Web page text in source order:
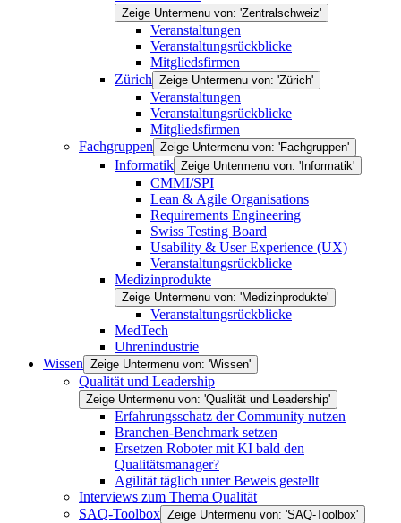
Zeige Untermenu von: 'Zentralschweiz'
Veranstaltungen
Veranstaltungsrückblicke
Mitgliedsfirmen
Zürich Zeige Untermenu von: 'Zürich'
Veranstaltungen
Veranstaltungsrückblicke
Mitgliedsfirmen
Fachgruppen Zeige Untermenu von: 'Fachgruppen'
Informatik Zeige Untermenu von: 'Informatik'
CMMI/SPI
Lean & Agile Organisations
Requirements Engineering
Swiss Testing Board
Usability & User Experience (UX)
Veranstaltungsrückblicke
Medizinprodukte
Zeige Untermenu von: 'Medizinprodukte'
Veranstaltungsrückblicke
MedTech
Uhrenindustrie
Wissen Zeige Untermenu von: 'Wissen'
Qualität und Leadership
Zeige Untermenu von: 'Qualität und Leadership'
Erfahrungsschatz der Community nutzen
Branchen-Benchmark setzen
Ersetzen Roboter mit KI bald den
Qualitätsmanager?
Agilität täglich unter Beweis gestellt
Interviews zum Thema Qualität
SAQ-Toolbox Zeige Untermenu von: 'SAQ-Toolbox'